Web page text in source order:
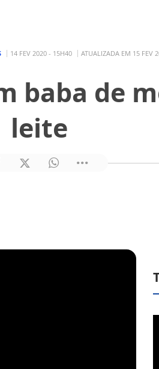
14 FEV 2020 - 15H40 ATUALIZADA EM 15 FEV
baba de
leite